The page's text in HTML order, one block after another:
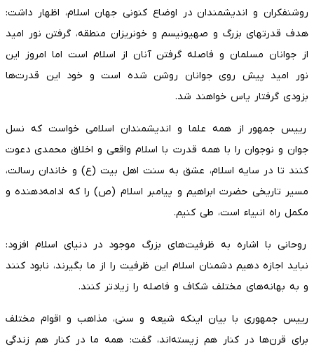
روشنفکران و اندیشمندان در اوضاع کنونی جهان اسلام، اظهار داشت:
هدف قدرتهای بزرگ و صهیونیسم و خونریزان منطقه، گرفتن نور امید
از جوانان مسلمان و فاصله گرفتن آنان از اسلام است اما امروز این
نور امید پیش روی جوانان روشن شده است و خود این قدرت‌ها
بزودی گرفتار یاس خواهند شد.
رییس‌ جمهور از همه علما و اندیشمندان اسلامی خواست که نسل
جوان و نوجوان را با همه قدرت با اسلام واقعی و اخلاق محمدی دعوت
کنند تا در سایه اسلام، عشق به سنت اهل بیت (ع) و خاندان رسالت،
مسیر تاریخی حضرت ابراهیم و پیامبر اسلام (ص) را که ادامه‌دهنده و
مکمل راه انبیاء است، طی کنیم.
روحانی با اشاره به ظرفیت‌های بزرگ موجود در دنیای اسلام افزود:
نباید اجازه دهیم دشمنان اسلام این ظرفیت را از ما بگیرند، نابود کنند
و به بهانه‌های مختلف شکاف و فاصله را زیاد‌تر کنند.
رییس‌ جمهوری با بیان اینکه شیعه و سنی، مذاهب و اقوام مختلف
برای قرن‌ها در کنار هم زیسته‌اند، گفت: همه ما در کنار هم زندگی